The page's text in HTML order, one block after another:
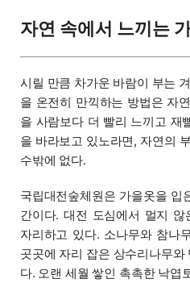
자연 속에서 느끼는
시릴 만큼 차가운 바람이 부는
을 온전히 만끽하는 방법은 자
을 사람보다 더 빨리 느끼고 재
을 바라보고 있노라면, 자연의
수밖에 없다.
국립대전숲체원은 가을옷을 입
간이다. 대전 도심에서 멀지
자리하고 있다. 소나무와 참나
곳곳에 자리 잡은 상수리나무
다. 오랜 세월 쌓인 촉촉한 낙엽